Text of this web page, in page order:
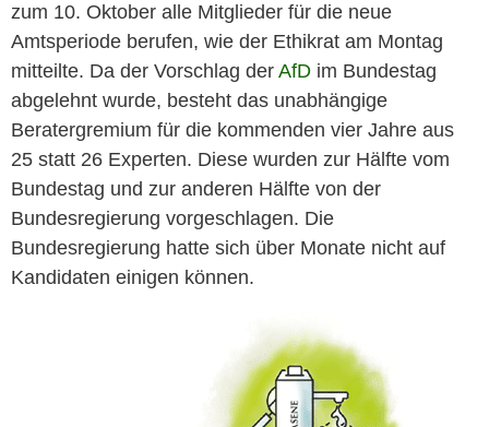
zum 10. Oktober alle Mitglieder für die neue
Amtsperiode berufen, wie der Ethikrat am Montag
mitteilte. Da der Vorschlag der AfD im Bundestag
abgelehnt wurde, besteht das unabhängige
Beratergremium für die kommenden vier Jahre aus
25 statt 26 Experten. Diese wurden zur Hälfte vom
Bundestag und zur anderen Hälfte von der
Bundesregierung vorgeschlagen. Die
Bundesregierung hatte sich über Monate nicht auf
Kandidaten einigen können.